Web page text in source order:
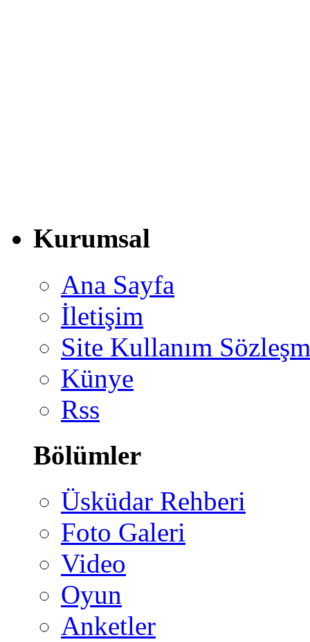
Kurumsal
Ana Sayfa
İletişim
Site Kullanım
Künye
Rss
Bölümler
Üsküdar Rehberi
Foto Galeri
Video
Oyun
Anketler